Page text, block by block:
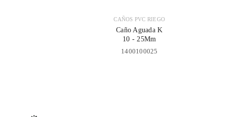
CAÑOS PVC RIEGO
Caño Aguada K
10 - 25Mm
1400100025